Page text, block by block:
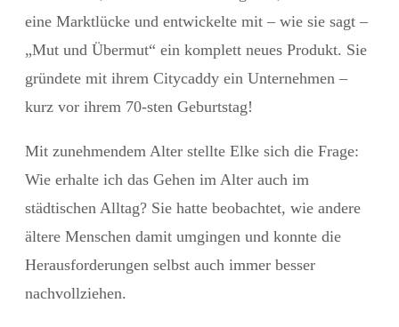
eine Marktlücke und entwickelte mit – wie sie sagt –
„Mut und Übermut“ ein komplett neues Produkt. Sie
gründete mit ihrem Citycaddy ein Unternehmen –
kurz vor ihrem 70-sten Geburtstag!
Mit zunehmendem Alter stellte Elke sich die Frage:
Wie erhalte ich das Gehen im Alter auch im
städtischen Alltag? Sie hatte beobachtet, wie andere
ältere Menschen damit umgingen und konnte die
Herausforderungen selbst auch immer besser
nachvollziehen.